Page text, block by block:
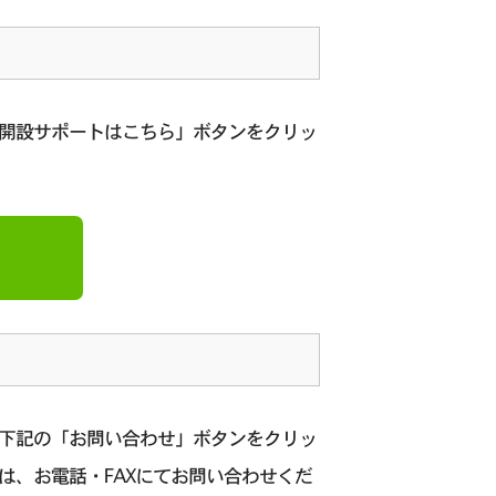
設サポートはこちら」ボタンをクリッ
記の「お問い合わせ」ボタンをクリッ
、お電話・FAXにてお問い合わせくだ